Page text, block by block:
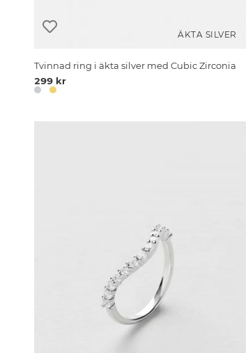
ÄKTA SILVER
Tvinnad ring i äkta silver med Cubic Zirconia
299 kr